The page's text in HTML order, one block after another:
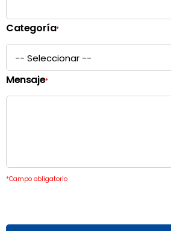
Categoría*
Mensaje*
*Campo obligatorio